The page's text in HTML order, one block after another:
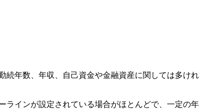
続年数、年収、自己資金や金融資産に関しては多けれ
ラインが設定されている場合がほとんどで、一定の年